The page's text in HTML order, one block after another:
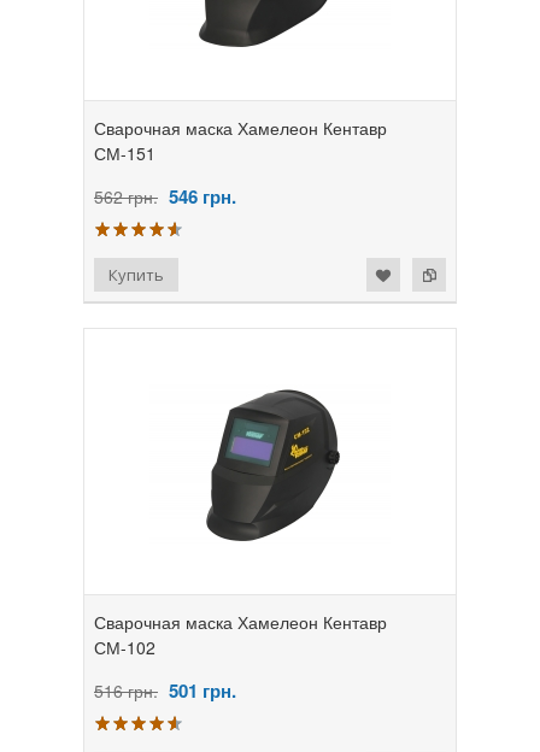
Сварочная маска Хамелеон Кентавр
СМ-151
562 грн. 546 грн.
Сварочная маска Хамелеон Кентавр
СМ-102
516 грн. 501 грн.